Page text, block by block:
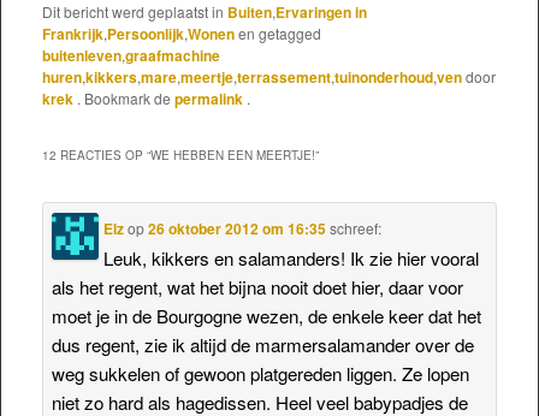
Dit bericht werd geplaatst in Buiten,Ervaringen in
Frankrijk,Persoonlijk,Wonenen getagged
buitenleven,graafmachine
huren,kikkers,mare,meertje,terrassement,tuinonderhoud,vendoor
krek . Bookmark de permalink .
12 REACTIES OP “WE HEBBEN EEN MEERTJE!”
Elzop26 oktober 2012 om 16:35 schreef:
Leuk, kikkers en salamanders! Ik zie hier vooral
als het regent, wat het bijna nooit doet hier, daar voor
moet je in de Bourgogne wezen, de enkele keer dat het
dus regent, zie ik altijd de marmersalamander over de
weg sukkelen of gewoon platgereden liggen. Ze lopen
niet zo hard als hagedissen. Heel veel babypadjes de